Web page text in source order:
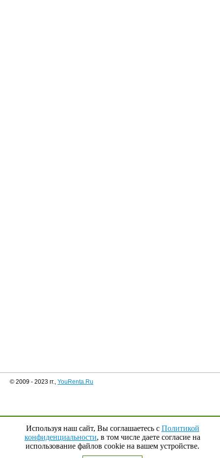
© 2009 - 2023 гг., YouRenta.Ru
Используя наш сайт, Вы соглашаетесь с Политикой
конфиденциальности, в том числе даете согласие на
использование файлов cookie на вашем устройстве.